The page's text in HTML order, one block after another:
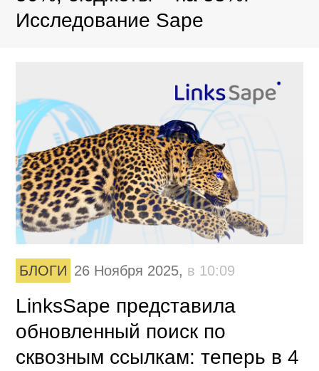
Исследование Sape
БЛОГИ 26 Ноября 2025, в 10:09
LinksSape представила
обновленный поиск по
сквозным ссылкам: теперь в 4